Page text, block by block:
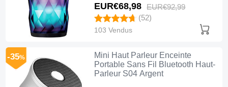
EUR€68,98 EUR€92,99
(52)
103 Vendus
Mini Haut Parleur Enceinte
Portable Sans Fil Bluetooth Haut-
Parleur S04 Argent
-35%